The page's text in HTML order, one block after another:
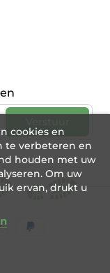
cookies en
te verbeteren en
houden met uw
Om uw
ervan, drukt u